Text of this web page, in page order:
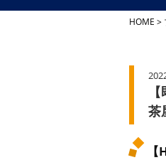
HOME
茶